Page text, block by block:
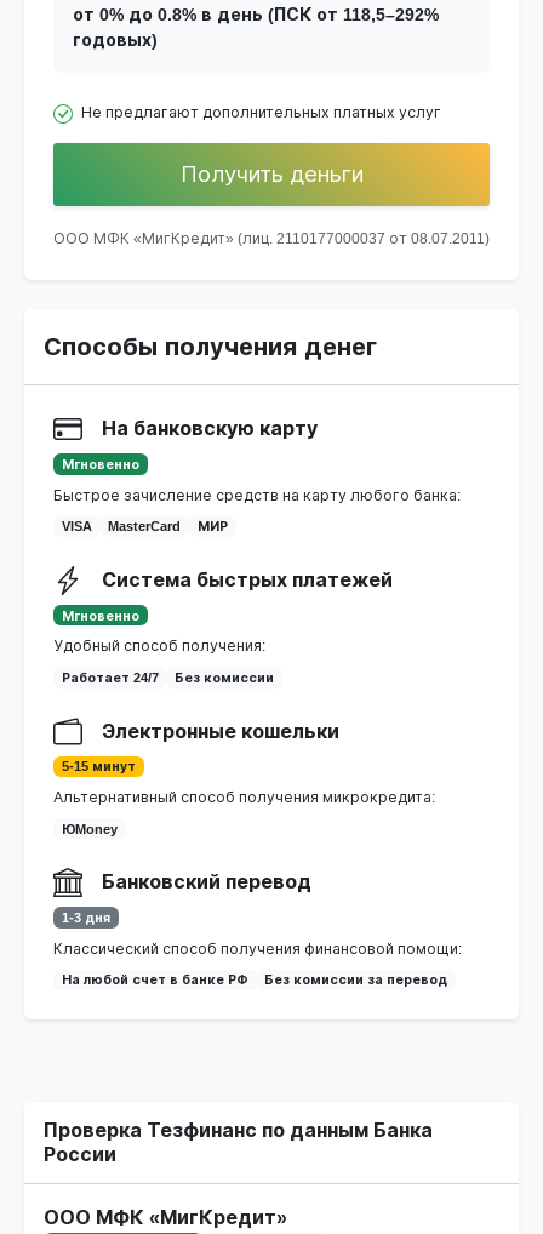
от 0% до 0.8% в день (ПСК от 118,5–292%
годовых)
Не предлагают дополнительных платных услуг
Получить деньги
ООО МФК «МигКредит» (лиц. 2110177000037 от 08.07.2011)
Способы получения денег
На банковскую карту
Мгновенно
Быстрое зачисление средств на карту любого банка:
VISA MasterCard МИР
Система быстрых платежей
Мгновенно
Удобный способ получения:
Работает 24/7 Без комиссии
Электронные кошельки
5-15 минут
Альтернативный способ получения микрокредита:
ЮMoney
Банковский перевод
1-3 дня
Классический способ получения финансовой помощи:
На любой счет в банке РФ Без комиссии за перевод
Проверка Тезфинанс по данным Банка
России
ООО МФК «МигКредит»